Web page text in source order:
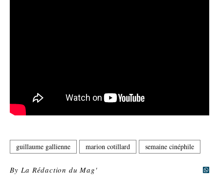
guillaume gallienne marion cotillard semaine cinéphile
ByLa Rédaction du Mag'